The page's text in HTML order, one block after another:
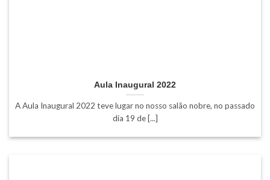
Aula Inaugural 2022
A Aula Inaugural 2022 teve lugar no nosso salão nobre, no passado
dia 19 de [...]